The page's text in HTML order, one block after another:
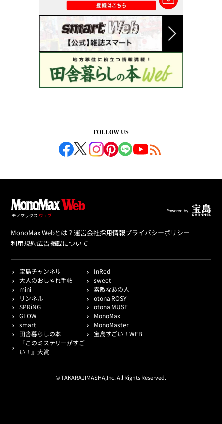
FOLLOW US
MonoMax Webとは？運営会社採用情報プライバシーポリシー
利用規約広告掲載について
宝島チャンネル
InRed
大人のおしゃれ手帖
sweet
mini
素敵なあの人
リンネル
otona ROSY
SPRiNG
otona MUSE
GLOW
MonoMax
smart
MonoMaster
田舎暮らしの本
宝島すごい！WEB
『このミステリーがすご
い！』大賞
© TAKARAJIMASHA,Inc. All Rights Reserved.